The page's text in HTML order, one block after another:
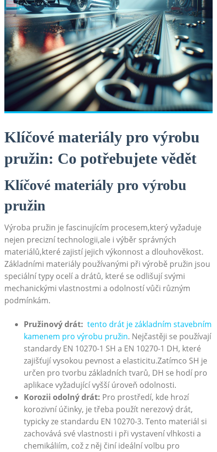
Klíčové materiály pro výrobu
pružin: Co potřebujete⁣ vědět
Klíčové materiály⁤ pro výrobu
pružin
Výroba pružin je fascinujícím‌ procesem,který ‍vyžaduje
nejen precizní⁣ technologii,ale ⁣i výběr správných ​
materiálů,které zajistí ⁤jejich výkonnost a dlouhověkost.
Základními materiály používanými při výrobě pružin jsou
speciální typy ⁤ocelí ⁣a drátů, ‌které ​se odlišují​ svými
mechanickými⁤ vlastnostmi a odolností ​vůči různým
podmínkám.
Pružinový​ drát: tento drát⁣ je základním ⁣stavebním
kamenem pro výrobu pružin. ⁤Nejčastěji ⁢se používají
standardy ‍EN⁤ 10270-1⁤ SH⁣ a⁤ EN 10270-1 ‌DH,‌ které⁤
zajišťují vysokou pevnost a elasticitu.Zatímco SH je
určen ‍pro tvorbu základních tvarů, DH se hodí pro
aplikace vyžadující ‍vyšší‌ úroveň odolnosti.
Korozii odolný drát: Pro prostředí, kde hrozí
⁢korozivní​ účinky, je třeba použít nerezový drát,
typicky ze standardu EN 10270-3. Tento materiál ⁣si
zachovává své vlastnosti i při vystavení ⁢vlhkosti a⁢
chemikáliím, což z něj činí ideální volbu pro